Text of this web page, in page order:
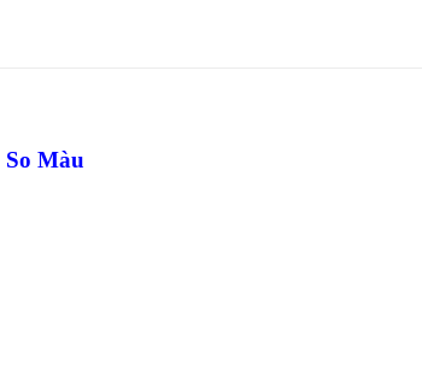
Màu